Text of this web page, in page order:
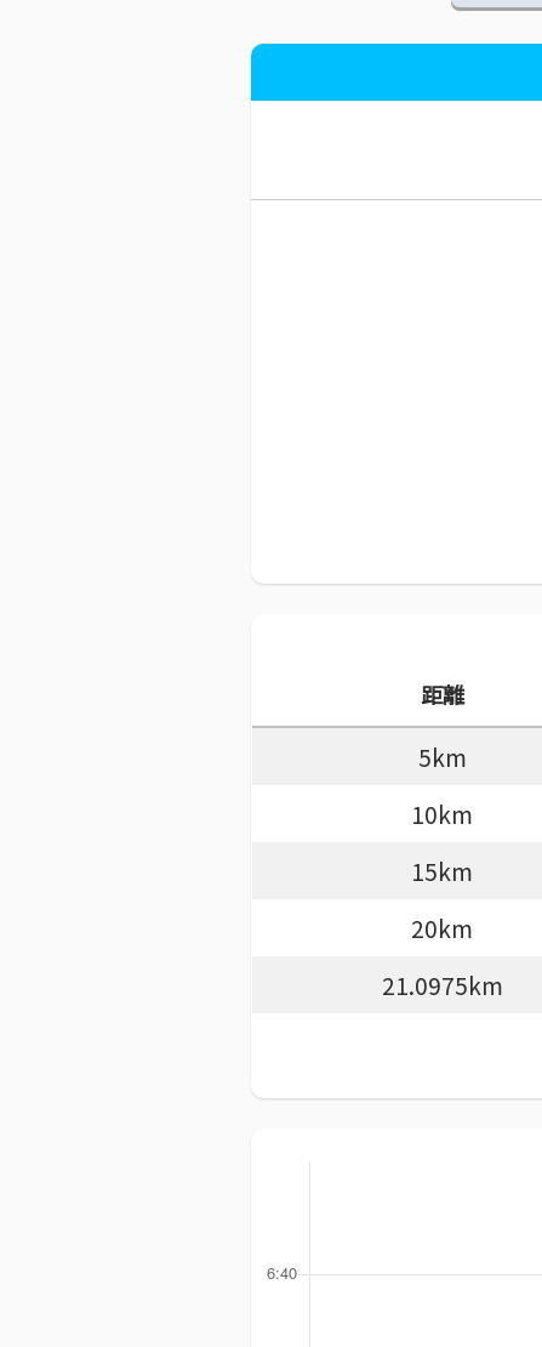
距離
5km
10km
15km
20km
21.0975km